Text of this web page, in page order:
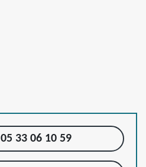
05 33 06 10 59